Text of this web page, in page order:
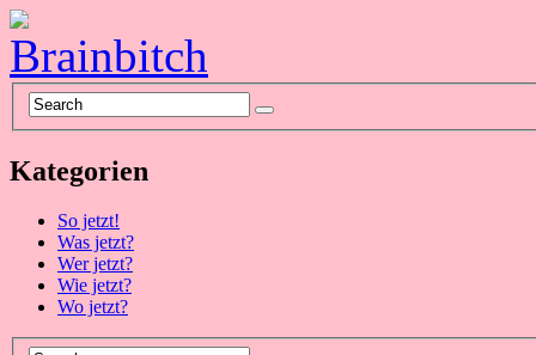
Kategorien
So jetzt!
Was jetzt?
Wer jetzt?
Wie jetzt?
Wo jetzt?